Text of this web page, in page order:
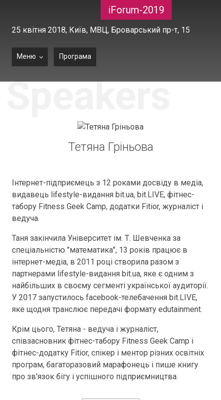
iForum-2019
25 квітня 2018, Київ, МВЦ, Броварський пр-т, 15
Меню Програма
Speakers
Тетяна Гріньова
Інтернет-підприємець з 12 роками досвіду в медіа,
видавець lifestyle-видання bit.ua, bit.LIVE, фітнес-
табору Fitness Geek Camp, додатки Fitior, журналіст і
ведуча.
Таня закінчила Університет ім. Т. Шевченка за
спеціальністю "математика", 13 років працює в
інтернет-медіа, в 2011 році створила разом з
партнерами lifestyle-видання bit.ua, яке є одним з
найбільших в своєму сегменті української аудиторії.
У 2017 запустилось facebook-телебачення bit.LIVE,
яке щодня транслює передачі формату edutainment.
Крім цього, Тетяна - ведуча і журналіст,
співзасновник фітнес-табору Fitness Geek Camp і
фітнес-додатку Fitior, спікер і ментор різних освітніх
програм, багаторазовий марафонець і пише книгу
про зв'язок бігу і успішного підприємництва.